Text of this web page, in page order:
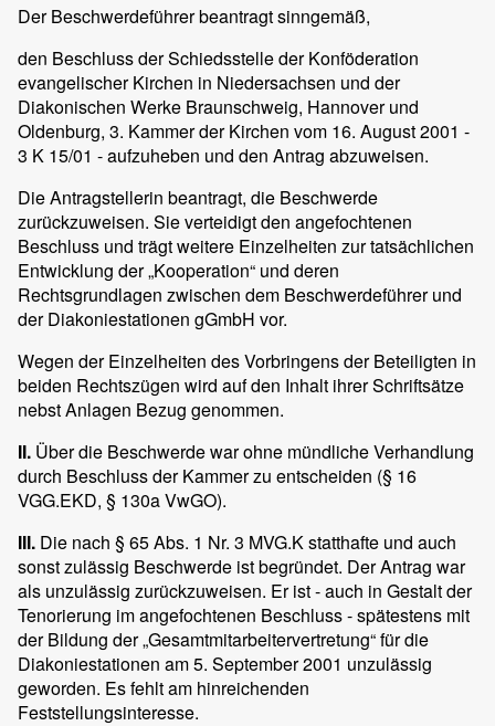
Der Beschwerdeführer beantragt sinngemäß,
den Beschluss der Schiedsstelle der Konföderation
evangelischer Kirchen in Niedersachsen und der
Diakonischen Werke Braunschweig, Hannover und
Oldenburg, 3. Kammer der Kirchen vom 16. August 2001 -
3 K 15/01 - aufzuheben und den Antrag abzuweisen.
Die Antragstellerin beantragt, die Beschwerde
zurückzuweisen. Sie verteidigt den angefochtenen
Beschluss und trägt weitere Einzelheiten zur tatsächlichen
Entwicklung der „Kooperation“ und deren
Rechtsgrundlagen zwischen dem Beschwerdeführer und
der Diakoniestationen gGmbH vor.
Wegen der Einzelheiten des Vorbringens der Beteiligten in
beiden Rechtszügen wird auf den Inhalt ihrer Schriftsätze
nebst Anlagen Bezug genommen.
II. Über die Beschwerde war ohne mündliche Verhandlung
durch Beschluss der Kammer zu entscheiden (§ 16
VGG.EKD, § 130a VwGO).
III. Die nach § 65 Abs. 1 Nr. 3 MVG.K statthafte und auch
sonst zulässig Beschwerde ist begründet. Der Antrag war
als unzulässig zurückzuweisen. Er ist - auch in Gestalt der
Tenorierung im angefochtenen Beschluss - spätestens mit
der Bildung der „Gesamtmitarbeitervertretung“ für die
Diakoniestationen am 5. September 2001 unzulässig
geworden. Es fehlt am hinreichenden
Feststellungsinteresse.